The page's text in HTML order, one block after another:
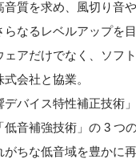
音質を求め、風切り音
らなるレベルアップを
ェアだけでなく、ソフ
会社と協業。
デバイス特性補正技術
低音補強技術」の 3 つ
がちな低音域を豊かに